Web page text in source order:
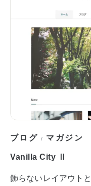
ブログ / マガジン
Vanilla City Ⅱ
飾らないレイアウト